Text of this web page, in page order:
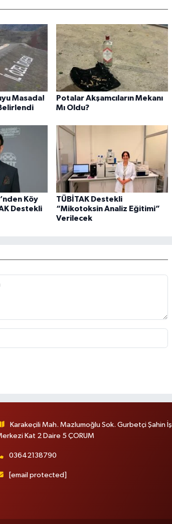
Masada!
Potalar Akşamcıların Mekanı
Mı Oldu?
Köy
Destekli
TÜBİTAK Destekli
“Mikotoksin Analiz Eğitimi”
Verilecek
Karakeçili Mah. Mazlumoğlu Sok. Gurbetçi Şahin İş
Kat 2 Daire 5 ÇORUM
03642138790
[email protected]